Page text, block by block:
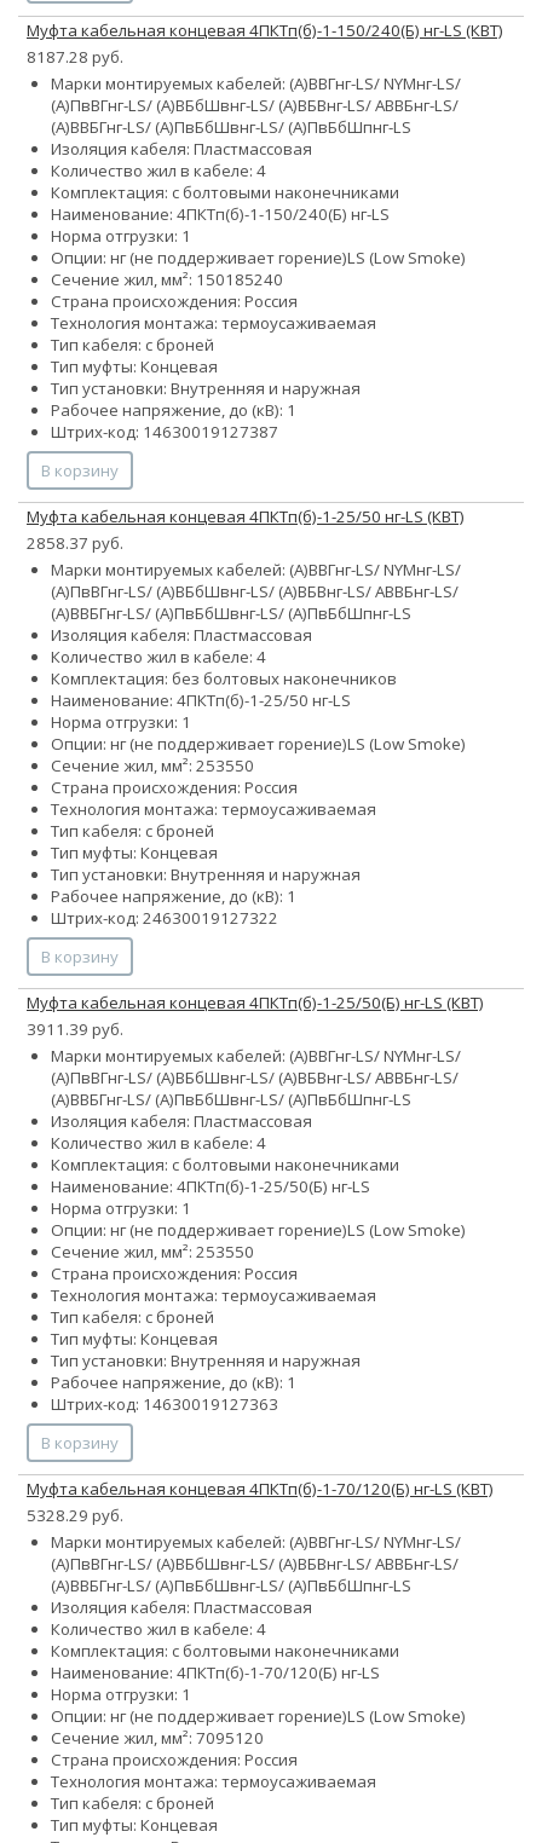
Муфта кабельная концевая 4ПКТп(б)-1-150/240(Б) нг-LS (КВТ)
8187.28 руб.
Марки монтируемых кабелей: (А)ВВГнг-LS/ NYMнг-LS/
(А)ПвВГнг-LS/ (А)ВБбШвнг-LS/ (А)ВБВнг-LS/ АВВБнг-LS/
(А)ВВБГнг-LS/ (А)ПвБбШвнг-LS/ (А)ПвБбШпнг-LS
Изоляция кабеля: Пластмассовая
Количество жил в кабеле: 4
Комплектация: с болтовыми наконечниками
Наименование: 4ПКТп(б)-1-150/240(Б) нг-LS
Норма отгрузки: 1
Опции: нг (не поддерживает горение)LS (Low Smoke)
Сечение жил, мм²: 150185240
Страна происхождения: Россия
Технология монтажа: термоусаживаемая
Тип кабеля: с броней
Тип муфты: Концевая
Тип установки: Внутренняя и наружная
Рабочее напряжение, до (кВ): 1
Штрих-код: 14630019127387
В корзину
Муфта кабельная концевая 4ПКТп(б)-1-25/50 нг-LS (КВТ)
2858.37 руб.
Марки монтируемых кабелей: (А)ВВГнг-LS/ NYMнг-LS/
(А)ПвВГнг-LS/ (А)ВБбШвнг-LS/ (А)ВБВнг-LS/ АВВБнг-LS/
(А)ВВБГнг-LS/ (А)ПвБбШвнг-LS/ (А)ПвБбШпнг-LS
Изоляция кабеля: Пластмассовая
Количество жил в кабеле: 4
Комплектация: без болтовых наконечников
Наименование: 4ПКТп(б)-1-25/50 нг-LS
Норма отгрузки: 1
Опции: нг (не поддерживает горение)LS (Low Smoke)
Сечение жил, мм²: 253550
Страна происхождения: Россия
Технология монтажа: термоусаживаемая
Тип кабеля: с броней
Тип муфты: Концевая
Тип установки: Внутренняя и наружная
Рабочее напряжение, до (кВ): 1
Штрих-код: 24630019127322
В корзину
Муфта кабельная концевая 4ПКТп(б)-1-25/50(Б) нг-LS (КВТ)
3911.39 руб.
Марки монтируемых кабелей: (А)ВВГнг-LS/ NYMнг-LS/
(А)ПвВГнг-LS/ (А)ВБбШвнг-LS/ (А)ВБВнг-LS/ АВВБнг-LS/
(А)ВВБГнг-LS/ (А)ПвБбШвнг-LS/ (А)ПвБбШпнг-LS
Изоляция кабеля: Пластмассовая
Количество жил в кабеле: 4
Комплектация: с болтовыми наконечниками
Наименование: 4ПКТп(б)-1-25/50(Б) нг-LS
Норма отгрузки: 1
Опции: нг (не поддерживает горение)LS (Low Smoke)
Сечение жил, мм²: 253550
Страна происхождения: Россия
Технология монтажа: термоусаживаемая
Тип кабеля: с броней
Тип муфты: Концевая
Тип установки: Внутренняя и наружная
Рабочее напряжение, до (кВ): 1
Штрих-код: 14630019127363
В корзину
Муфта кабельная концевая 4ПКТп(б)-1-70/120(Б) нг-LS (КВТ)
5328.29 руб.
Марки монтируемых кабелей: (А)ВВГнг-LS/ NYMнг-LS/
(А)ПвВГнг-LS/ (А)ВБбШвнг-LS/ (А)ВБВнг-LS/ АВВБнг-LS/
(А)ВВБГнг-LS/ (А)ПвБбШвнг-LS/ (А)ПвБбШпнг-LS
Изоляция кабеля: Пластмассовая
Количество жил в кабеле: 4
Комплектация: с болтовыми наконечниками
Наименование: 4ПКТп(б)-1-70/120(Б) нг-LS
Норма отгрузки: 1
Опции: нг (не поддерживает горение)LS (Low Smoke)
Сечение жил, мм²: 7095120
Страна происхождения: Россия
Технология монтажа: термоусаживаемая
Тип кабеля: с броней
Тип муфты: Концевая